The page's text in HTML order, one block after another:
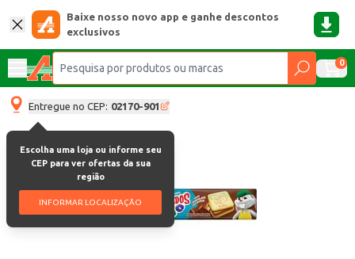
Baixe nosso novo app e ganhe descontos
exclusivos
0
Entregue no CEP: 02170-901
Escolha uma loja ou informe seu
CEP para ver ofertas da sua
região
INFORMAR LOCALIZAÇÃO